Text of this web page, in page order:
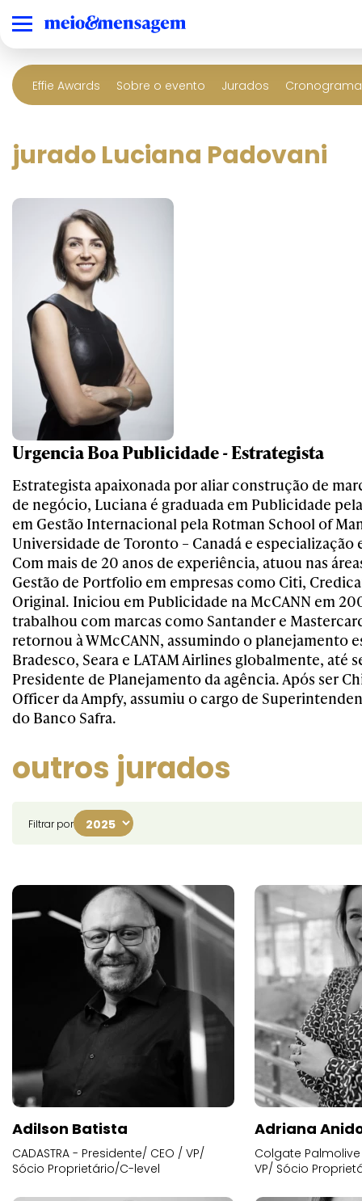
Effie Awards Sobre o evento Jurados
jurado Luciana Padovani
Urgencia Boa Publicidade - Estrategista
Estrategista apaixonada por aliar construção de
de negócio, Luciana é graduada em Publicidade
em Gestão Internacional pela Rotman School of
Universidade de Toronto – Canadá e especialização
Com mais de 20 anos de experiência, atuou nas
Gestão de Portfolio em empresas como Citi,
Original. Iniciou em Publicidade na McCANN em
trabalhou com marcas como Santander e
retornou à WMcCANN, assumindo o planejamento
Bradesco, Seara e LATAM Airlines globalmente, até
Presidente de Planejamento da agência. Após ser
Officer da Ampfy, assumiu o cargo de
do Banco Safra.
outros jurados
Filtrar por
Adilson Batista
CADASTRA - Presidente/ CEO / VP/
Sócio Proprietário/C-level
Adriana
Colgate
VP/ Sócio